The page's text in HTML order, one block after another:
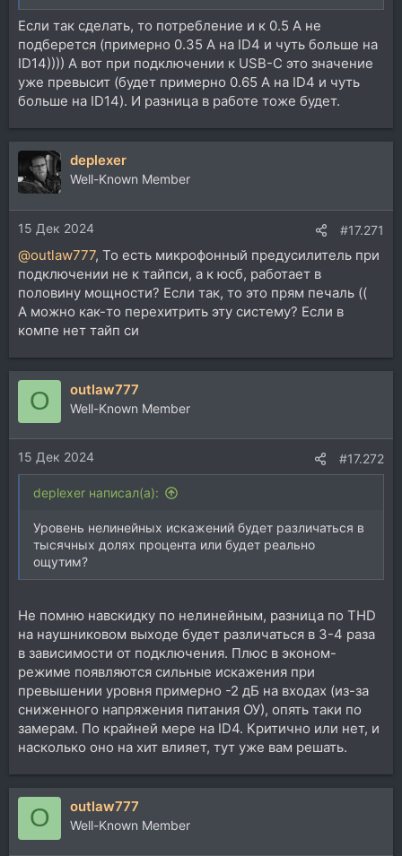
Если так сделать, то потребление и к 0.5 А не
подберется (примерно 0.35 А на ID4 и чуть больше на
ID14)))) А вот при подключении к USB-С это значение
уже превысит (будет примерно 0.65 А на ID4 и чуть
больше на ID14). И разница в работе тоже будет.
deplexer
Well-Known Member
15 Дек 2024 #17.271
@outlaw777, То есть микрофонный предусилитель при
подключении не к тайпси, а к юсб, работает в
половину мощности? Если так, то это прям печаль ((
А можно как-то перехитрить эту систему? Если в
компе нет тайп си
O outlaw777
Well-Known Member
15 Дек 2024 #17.272
deplexer написал(а):
Уровень нелинейных искажений будет различаться в
тысячных долях процента или будет реально
ощутим?
Не помню навскидку по нелинейным, разница по THD
на наушниковом выходе будет различаться в 3-4 раза
в зависимости от подключения. Плюс в эконом-
режиме появляются сильные искажения при
превышении уровня примерно -2 дБ на входах (из-за
сниженного напряжения питания ОУ), опять таки по
замерам. По крайней мере на ID4. Критично или нет, и
насколько оно на хит влияет, тут уже вам решать.
O outlaw777
Well-Known Member